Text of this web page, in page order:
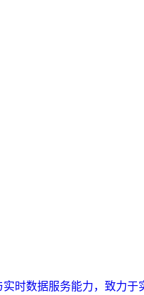
数据服务能力，致力于